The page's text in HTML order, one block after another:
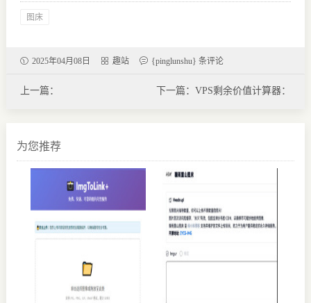
图床
2025年04月08日 趣站 {pinglunshu} 条评论
上一篇：
下一篇：VPS剩余价值计算器：
为您推荐